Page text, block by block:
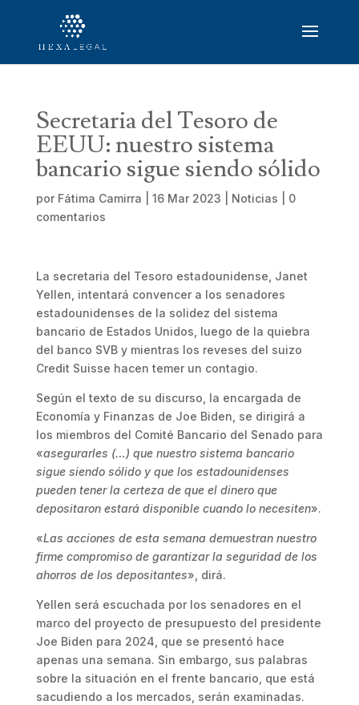
Secretaria del Tesoro de
EEUU: nuestro sistema
bancario sigue siendo sólido
por Fátima Camirra 16 Mar 2023 Noticias
0
comentarios
La secretaria del Tesoro estadounidense, Janet
Yellen, intentará convencer a los senadores
estadounidenses de la solidez del sistema
bancario de Estados Unidos, luego de la quiebra
del banco SVB y mientras los reveses del suizo
Credit Suisse hacen temer un contagio.
Según el texto de su discurso, la encargada de
Economía y Finanzas de Joe Biden, se dirigirá a
los miembros del Comité Bancario del Senado para
«asegurarles (…) que nuestro sistema bancario
sigue siendo sólido y que los estadounidenses
pueden tener la certeza de que el dinero que
depositaron estará disponible cuando lo necesiten».
«Las acciones de esta semana demuestran nuestro
firme compromiso de garantizar la seguridad de los
ahorros de los depositantes», dirá.
Yellen será escuchada por los senadores en el
marco del proyecto de presupuesto del presidente
Joe Biden para 2024, que se presentó hace
apenas una semana. Sin embargo, sus palabras
sobre la situación en el frente bancario, que está
sacudiendo a los mercados, serán examinadas.